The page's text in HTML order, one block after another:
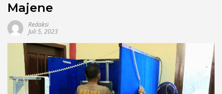
Majene
Redaksi
Juli 5, 2023